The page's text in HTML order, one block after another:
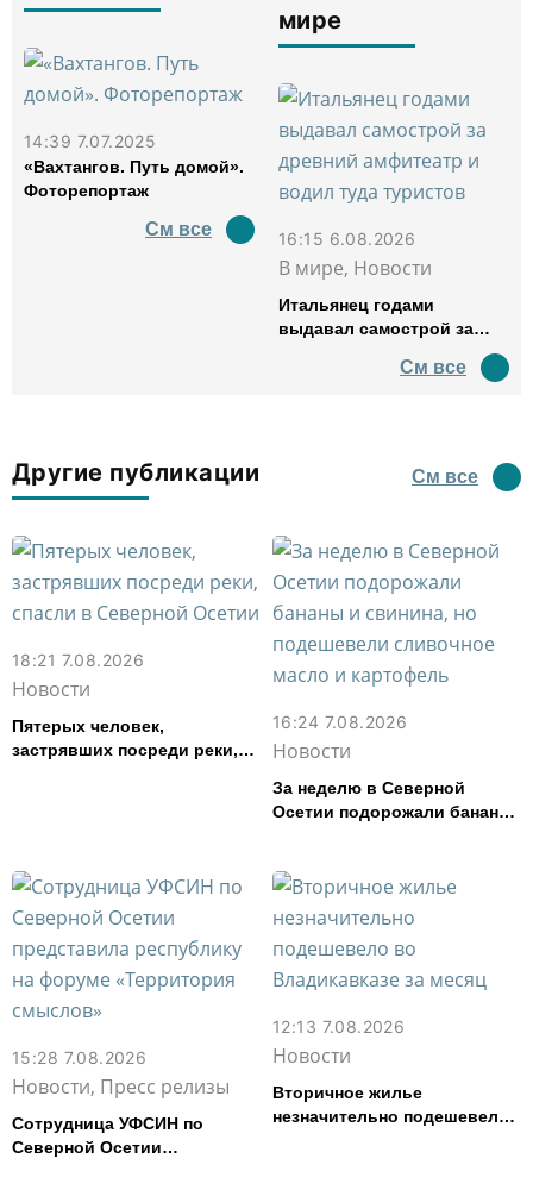
14:39 7.07.2025
«Вахтангов. Путь домой».
Фоторепортаж
См все
мире
16:15 6.08.2026
В мире, Новости
Итальянец годами
выдавал самострой за
водил туда туристов
См все
Другие публикации См все
18:21 7.08.2026
Новости
Пятерых человек,
застрявших посреди реки,
16:24 7.08.2026
Новости
За неделю в Северной
Осетии подорожали бананы
картофель
15:28 7.08.2026
Новости, Пресс релизы
Сотрудница УФСИН по
Северной Осетии
12:13 7.08.2026
Новости
Вторичное жилье
незначительно подешевело